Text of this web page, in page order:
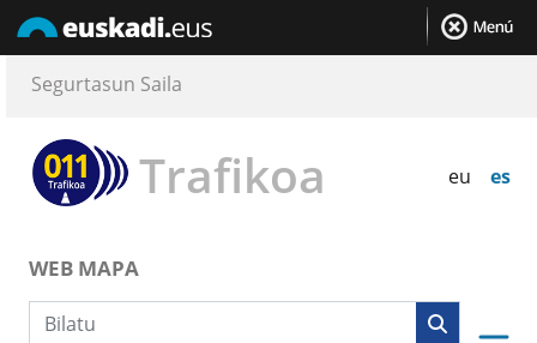
Trafikoa eu es
Segurtasun Saila
WEB MAPA
Bilaketa